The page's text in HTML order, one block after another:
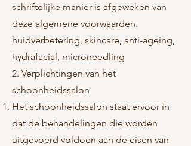
schriftelijke manier is afgeweken van
deze algemene voorwaarden.
huidverbetering, skincare, anti-ageing,
hydrafacial, microneedling
2. Verplichtingen van het
schoonheidssalon
Het schoonheidssalon staat ervoor in
dat de behandelingen die worden
uitgevoerd voldoen aan de eisen van